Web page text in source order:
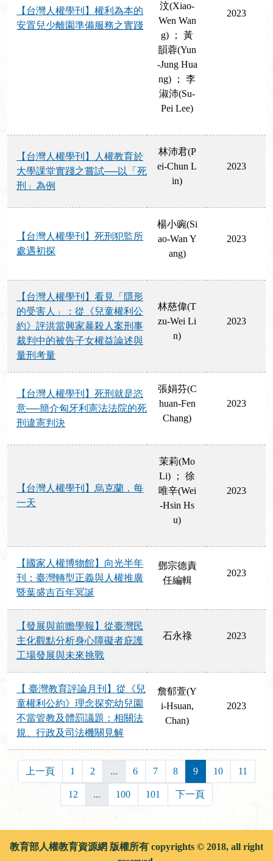
【台灣人權學刊】權利為本的
安置兒少離園準備服務之實踐
汶(Xiao-
Wen Wan
g) ； 黃
韻蓉(Yun
-Jung Hua
ng) ； 李
淑沛(Su-
Pei Lee)
2023
【台灣人權學刊】人權教育於
大學課堂實踐之嘗試──以「死
刑」為例
林沛君(P
ei-Chun L
in)
2023
【台灣人權學刊】死刑犯監所
處遇初探
楊小豌(Si
ao-Wan Y
ang)
2023
【台灣人權學刊】看見「隱形
的受害人」：從《兒童權利公
約》評洪當興家暴殺人案刑事
裁判中的被告子女權益論述與
量刑考量
林慈偉(T
zu-Wei Li
n)
2023
【台灣人權學刊】死刑就是恣
意──簡介匈牙利憲法法院的死
刑違憲判決
張娟芬(C
huan-Fen
Chang)
2023
【台灣人權學刊】烏克蘭．每
一天
茉莉(Mo
Li) ； 徐
唯辛(Wei
-Hsin Hs
u)
2023
【國家人權博物館】向光半年
刊：臺灣轉型正義與人權推廣
暨葉盛吉百年冥誕
鄧宗德責
任編輯
2023
【發展與前瞻學報】從臺灣民
主化觀點分析身心障礙者庇護
工場發展與未來挑戰
石永祿 2023
【 臺灣教育評論月刊】從《兒
童權利公約》理念探究幼兒園
不當管教及體罰議題：相關法
規、行政及司法機關見解
詹郁萱(Y
i-Hsuan,
Chan)
2023
上一頁 1 2 ... 6 7 8 9 10 11
12 ... 100 101 下一頁
教育部人權教育資源網 版權所有 copyrights © 2018, all right